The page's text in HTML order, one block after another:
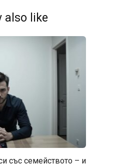
also like
със семейството – и